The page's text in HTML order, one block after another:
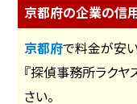
京都府の企業の信
京都府で料金が安
『探偵事務所ラクヤ
さい。